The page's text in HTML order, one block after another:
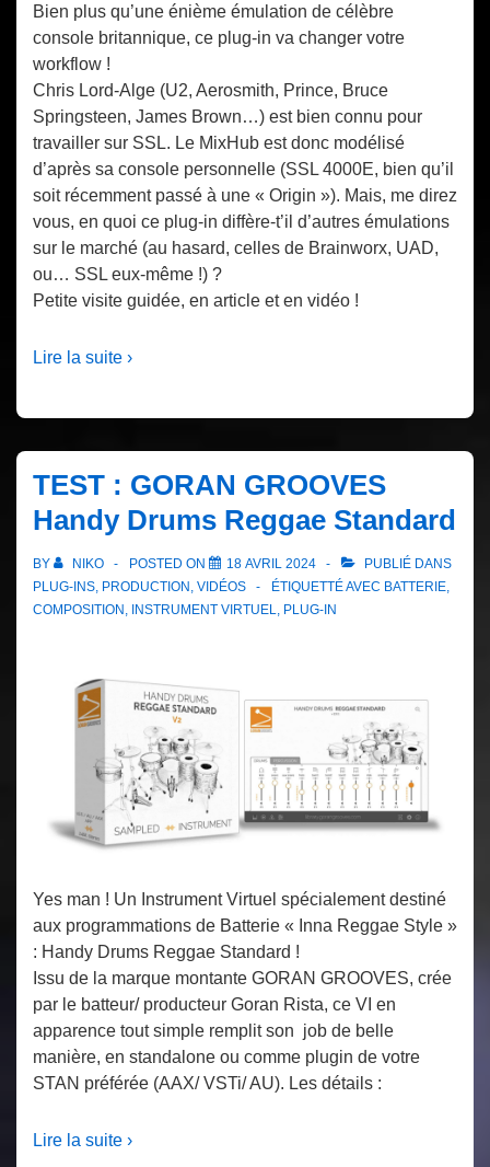
Bien plus qu’une énième émulation de célèbre
console britannique, ce plug-in va changer votre
workflow !
Chris Lord-Alge (U2, Aerosmith, Prince, Bruce
Springsteen, James Brown…) est bien connu pour
travailler sur SSL. Le MixHub est donc modélisé
d’après sa console personnelle (SSL 4000E, bien qu’il
soit récemment passé à une « Origin »). Mais, me direz
vous, en quoi ce plug-in diffère-t’il d’autres émulations
sur le marché (au hasard, celles de Brainworx, UAD,
ou… SSL eux-même !) ?
Petite visite guidée, en article et en vidéo !
Lire la suite ›
TEST : GORAN GROOVES
Handy Drums Reggae Standard
BY NIKO POSTED ON 18 AVRIL 2024
PUBLIÉ DANS
PLUG-INS PRODUCTION VIDÉOS ÉTIQUETTÉ AVEC BATTERIE
COMPOSITION INSTRUMENT VIRTUEL PLUG-IN
Yes man ! Un Instrument Virtuel spécialement destiné
aux programmations de Batterie « Inna Reggae Style »
: Handy Drums Reggae Standard !
Issu de la marque montante GORAN GROOVES, crée
par le batteur/ producteur Goran Rista, ce VI en
apparence tout simple remplit son job de belle
manière, en standalone ou comme plugin de votre
STAN préférée (AAX/ VSTi/ AU). Les détails :
Lire la suite ›